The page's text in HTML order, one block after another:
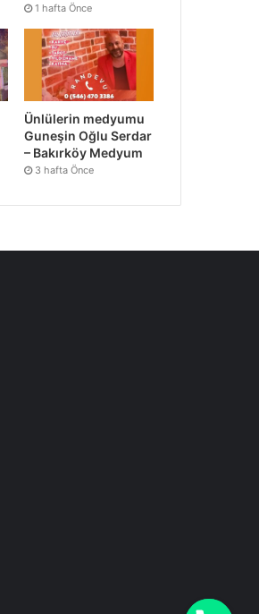
1 hafta Önce
Ünlülerin medyumu
Guneşin Oğlu Serdar
– Bakırköy Medyum
3 hafta Önce